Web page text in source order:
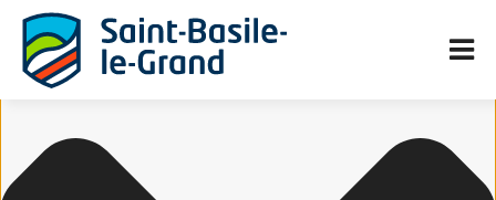
Gérer le consentement aux cookies